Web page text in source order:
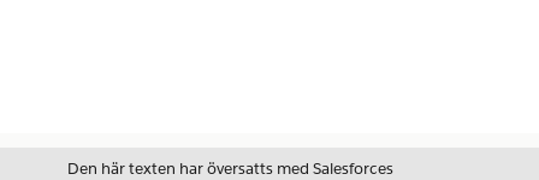
Den här texten har översatts med Salesforces